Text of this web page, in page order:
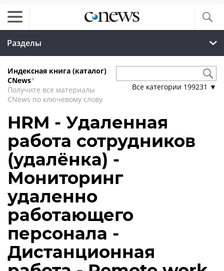
Разделы
Индексная книга (каталог)
CNews*
Получите все материалы
CNews по ключевому слову
Все категории 199231 ▼
HRM - Удаленная
работа сотрудников
(удалёнка) -
Мониторинг
удаленно
работающего
персонала -
Дистанционная